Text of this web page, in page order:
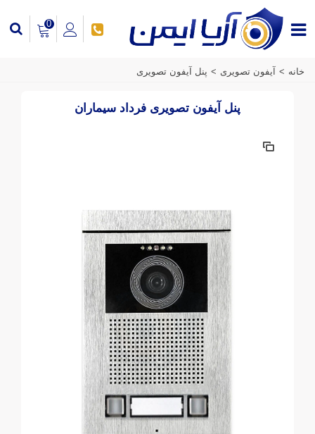
0
خانه > آیفون تصویری > پنل آیفون تصویری
پنل آیفون تصویری فرداد سیماران